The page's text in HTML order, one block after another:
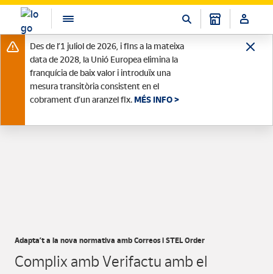
Des de l’1 juliol de 2026, i fins a la mateixa
data de 2028, la Unió Europea elimina la
franquícia de baix valor i introduïx una
mesura transitòria consistent en el
cobrament d’un aranzel fix. MÉS INFO >
Adapta’t a la nova normativa amb Correos i STEL Order
Complix amb Verifactu amb el